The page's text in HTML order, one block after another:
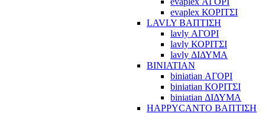
evaplex ΚΟΡΙΤΣΙ
LAVLY ΒΑΠΤΙΣΗ
lavly ΑΓΟΡΙ
lavly ΚΟΡΙΤΣΙ
lavly ΔΙΔΥΜΑ
BINIATIAN
biniatian ΑΓΟΡΙ
biniatian ΚΟΡΙΤΣΙ
biniatian ΔΙΔΥΜΑ
HAPPYCANTO ΒΑΠΤΙΣΗ